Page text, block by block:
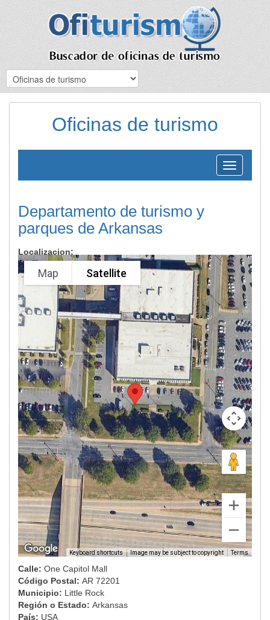
Oficinas de turismo
Toggle
navigation
Departamento de turismo y
parques de Arkansas
Localizacion:
Map Satellite
Keyboard shortcuts Image may be subject to copyright Terms
Calle: One Capitol Mall
Código Postal: AR 72201
Municipio: Little Rock
Región o Estado: Arkansas
País: USA